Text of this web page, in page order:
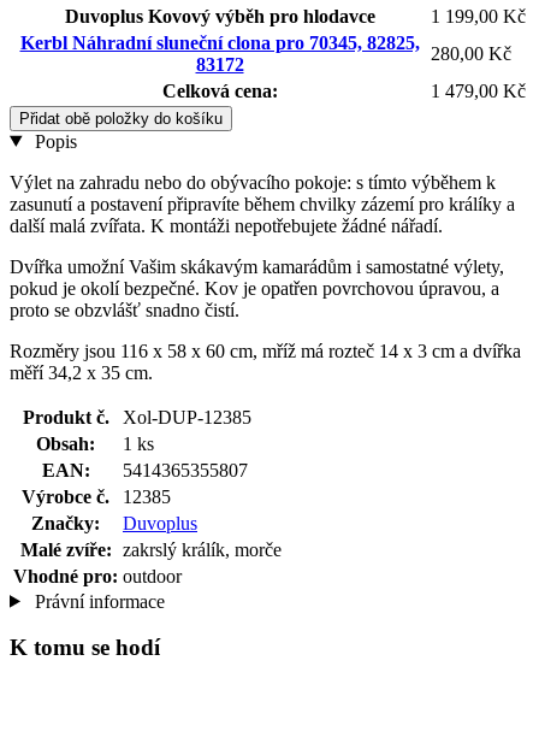
Duvoplus Kovový výběh pro hlodavce
1 199,00 Kč
Kerbl Náhradní sluneční clona pro 70345, 82825,
83172
280,00 Kč
Celková cena:
1 479,00 Kč
Přidat obě položky do košíku
Popis
Výlet na zahradu nebo do obývacího pokoje: s tímto výběhem k
zasunutí a postavení připravíte během chvilky zázemí pro králíky a
další malá zvířata. K montáži nepotřebujete žádné nářadí.
Dvířka umožní Vašim skákavým kamarádům i samostatné výlety,
pokud je okolí bezpečné. Kov je opatřen povrchovou úpravou, a
proto se obzvlášť snadno čistí.
Rozměry jsou 116 x 58 x 60 cm, mříž má rozteč 14 x 3 cm a dvířka
měří 34,2 x 35 cm.
Produkt č.
Xol-DUP-12385
Obsah:
1 ks
EAN:
5414365355807
Výrobce č.
12385
Značky:
Duvoplus
Malé zvíře: zakrslý králík, morče
Vhodné pro: outdoor
Právní informace
K tomu se hodí